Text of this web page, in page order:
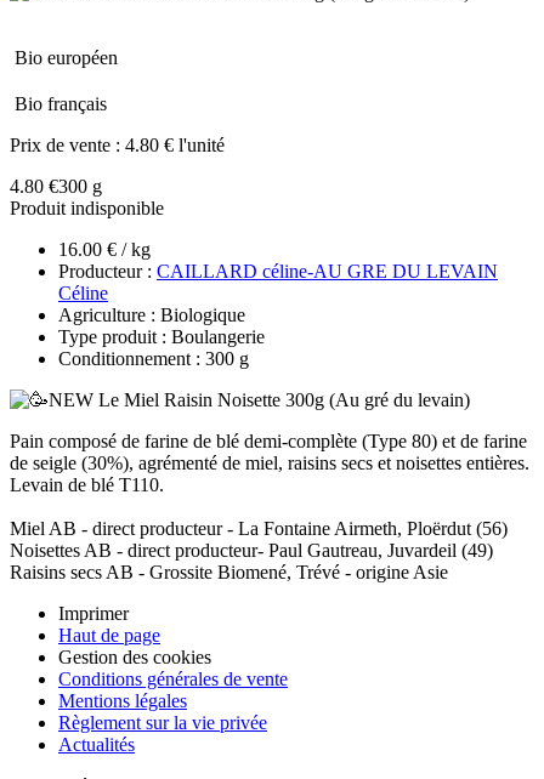
Bio européen
Bio français
Prix de vente : 4.80 € l'unité
4.80 €300 g
Produit indisponible
16.00 € / kg
Producteur : CAILLARD céline-AU GRE DU LEVAIN
Céline
Agriculture : Biologique
Type produit : Boulangerie
Conditionnement : 300 g
Pain composé de farine de blé demi-complète (Type 80) et de farine
de seigle (30%), agrémenté de miel, raisins secs et noisettes entières.
Levain de blé T110.
Miel AB - direct producteur - La Fontaine Airmeth, Ploërdut (56)
Noisettes AB - direct producteur- Paul Gautreau, Juvardeil (49)
Raisins secs AB - Grossite Biomené, Trévé - origine Asie
Imprimer
Haut de page
Gestion des cookies
Conditions générales de vente
Mentions légales
Règlement sur la vie privée
Actualités